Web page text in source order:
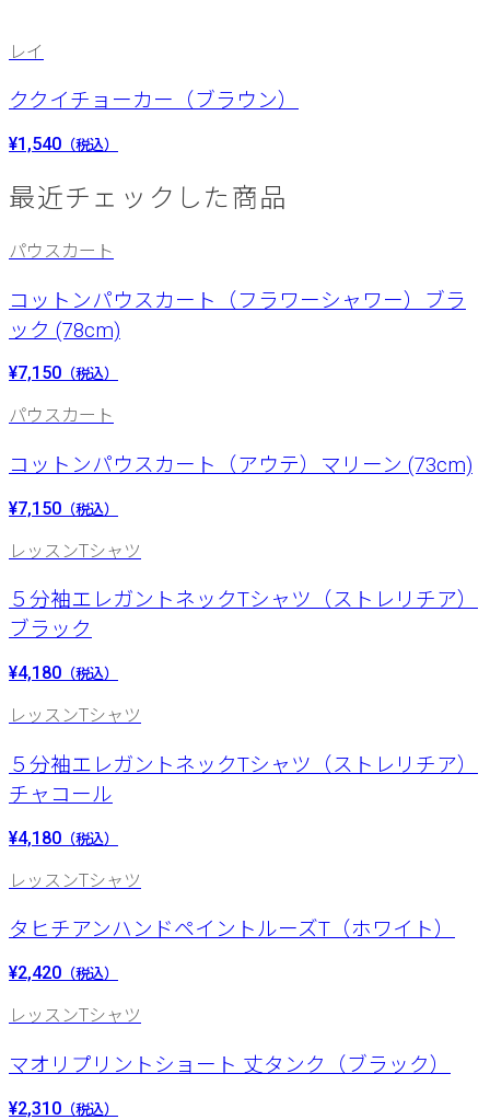
レイ
ククイチョーカー（ブラウン）
¥1,540 （税込）
最近チェックした商品
パウスカート
コットンパウスカート（フラワーシャワー）ブラ
ック (78cm)
¥7,150 （税込）
パウスカート
コットンパウスカート（アウテ）マリーン (73cm)
¥7,150 （税込）
レッスンTシャツ
５分袖エレガントネックTシャツ（ストレリチア）
ブラック
¥4,180 （税込）
レッスンTシャツ
５分袖エレガントネックTシャツ（ストレリチア）
チャコール
¥4,180 （税込）
レッスンTシャツ
タヒチアンハンドペイントルーズT（ホワイト）
¥2,420 （税込）
レッスンTシャツ
マオリプリントショート 丈タンク（ブラック）
¥2,310 （税込）